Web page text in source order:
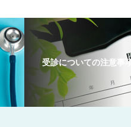
受診についての注意事項